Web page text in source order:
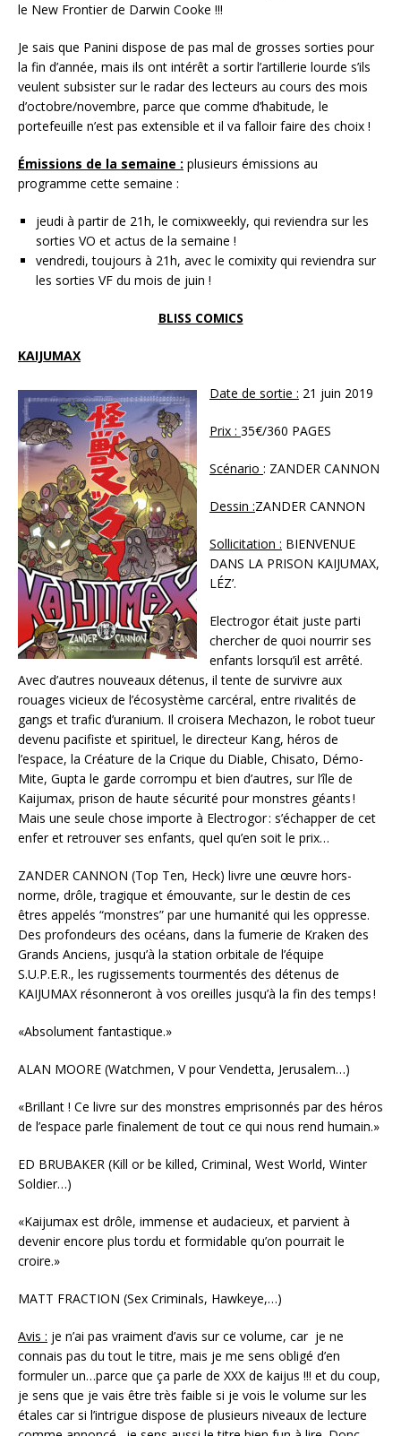
le New Frontier de Darwin Cooke !!!
Je sais que Panini dispose de pas mal de grosses sorties pour
la fin d’année, mais ils ont intérêt a sortir l’artillerie lourde s’ils
veulent subsister sur le radar des lecteurs au cours des mois
d’octobre/novembre, parce que comme d’habitude, le
portefeuille n’est pas extensible et il va falloir faire des choix !
Émissions de la semaine : plusieurs émissions au
programme cette semaine :
jeudi à partir de 21h, le comixweekly, qui reviendra sur les
sorties VO et actus de la semaine !
vendredi, toujours à 21h, avec le comixity qui reviendra sur
les sorties VF du mois de juin !
BLISS COMICS
KAIJUMAX
Date de sortie : 21 juin 2019
Prix : 35€/360 PAGES
Scénario : ZANDER CANNON
Dessin :ZANDER CANNON
Sollicitation : BIENVENUE
DANS LA PRISON KAIJUMAX,
LÉZ’.
Electrogor était juste parti
chercher de quoi nourrir ses
enfants lorsqu’il est arrêté.
Avec d’autres nouveaux détenus, il tente de survivre aux
rouages vicieux de l’écosystème carcéral, entre rivalités de
gangs et trafic d’uranium. Il croisera Mechazon, le robot tueur
devenu pacifiste et spirituel, le directeur Kang, héros de
l’espace, la Créature de la Crique du Diable, Chisato, Démo-
Mite, Gupta le garde corrompu et bien d’autres, sur l’île de
Kaijumax, prison de haute sécurité pour monstres géants !
Mais une seule chose importe à Electrogor : s’échapper de cet
enfer et retrouver ses enfants, quel qu’en soit le prix…
ZANDER CANNON (Top Ten, Heck) livre une œuvre hors-
norme, drôle, tragique et émouvante, sur le destin de ces
êtres appelés “monstres” par une humanité qui les oppresse.
Des profondeurs des océans, dans la fumerie de Kraken des
Grands Anciens, jusqu’à la station orbitale de l’équipe
S.U.P.E.R., les rugissements tourmentés des détenus de
KAIJUMAX résonneront à vos oreilles jusqu’à la fin des temps !
«Absolument fantastique.»
ALAN MOORE (Watchmen, V pour Vendetta, Jerusalem…)
«Brillant ! Ce livre sur des monstres emprisonnés par des héros
de l’espace parle finalement de tout ce qui nous rend humain.»
ED BRUBAKER (Kill or be killed, Criminal, West World, Winter
Soldier…)
«Kaijumax est drôle, immense et audacieux, et parvient à
devenir encore plus tordu et formidable qu’on pourrait le
croire.»
MATT FRACTION (Sex Criminals, Hawkeye,…)
Avis : je n’ai pas vraiment d’avis sur ce volume, car je ne
connais pas du tout le titre, mais je me sens obligé d’en
formuler un…parce que ça parle de XXX de kaijus !!! et du coup,
je sens que je vais être très faible si je vois le volume sur les
étales car si l’intrigue dispose de plusieurs niveaux de lecture